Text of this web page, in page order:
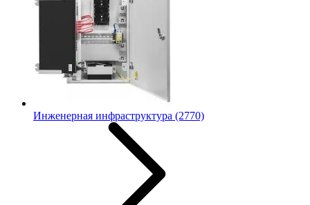
Инженерная инфраструктура (2770)